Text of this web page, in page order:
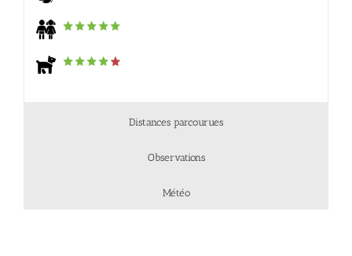
Distances parcourues
Observations
Météo